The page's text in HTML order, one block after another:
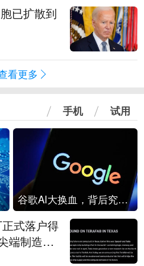
已扩散到
看更多
手机 试用
谷歌AI大换血，背后究竟发生了什么？
式落户得
端制造带